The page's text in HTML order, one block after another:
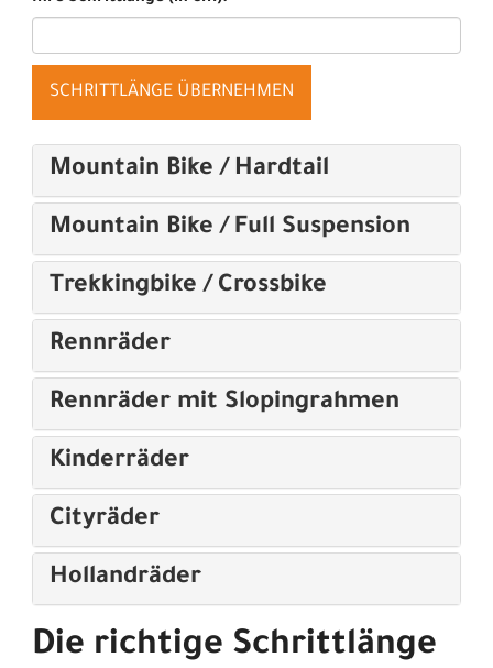
SCHRITTLÄNGE ÜBERNEHMEN
Mountain Bike / Hardtail
Mountain Bike / Full Suspension
Trekkingbike / Crossbike
Rennräder
Rennräder mit Slopingrahmen
Kinderräder
Cityräder
Hollandräder
Die richtige Schrittlänge